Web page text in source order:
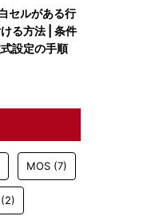
セルがある行
る方法 | 条件
設定の手順
MOS (7)
(2)